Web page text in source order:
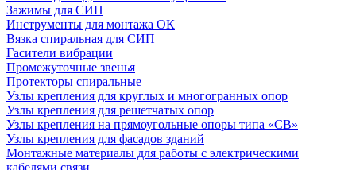
Зажимы для СИП
Инструменты для монтажа ОК
Вязка спиральная для СИП
Гасители вибрации
Промежуточные звенья
Протекторы спиральные
Узлы крепления для круглых и многогранных опор
Узлы крепления для решетчатых опор
Узлы крепления на прямоугольные опоры типа «СВ»
Узлы крепления для фасадов зданий
Монтажные материалы для работы с электрическими
кабелями связи